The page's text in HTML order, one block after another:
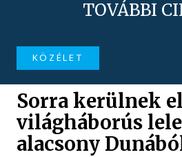
TOVÁBBI
KÖZÉLET
Sorra kerülnek
világháborús
alacsony